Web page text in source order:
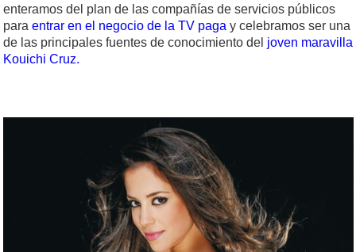
enteramos del plan de las compañías de servicios públicos
para entrar en el negocio de la TV paga y celebramos ser una
de las principales fuentes de conocimiento del joven maravilla
Kouichi Cruz.